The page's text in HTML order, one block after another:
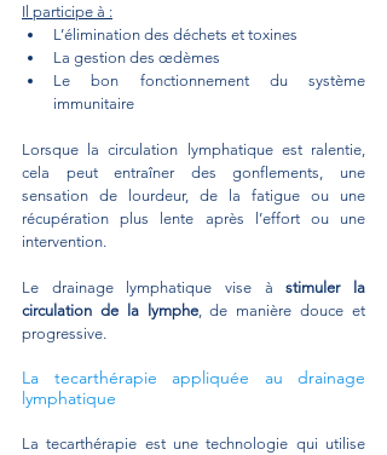
Il participe à :
L’élimination des déchets et toxines
La gestion des œdèmes
Le bon fonctionnement du système
immunitaire
Lorsque la circulation lymphatique est ralentie,
cela peut entraîner des gonflements, une
sensation de lourdeur, de la fatigue ou une
récupération plus lente après l’effort ou une
intervention.
Le drainage lymphatique vise à stimuler la
circulation de la lymphe, de manière douce et
progressive.
La tecarthérapie appliquée au drainage
lymphatique
La tecarthérapie est une technologie qui utilise